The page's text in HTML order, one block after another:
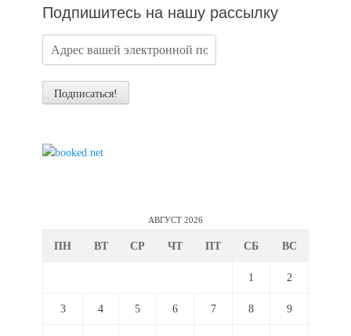
Подпишитесь на нашу рассылку
АВГУСТ 2026
ПН ВТ СР ЧТ ПТ СБ ВС
1 2
3 4 5 6 7 8 9